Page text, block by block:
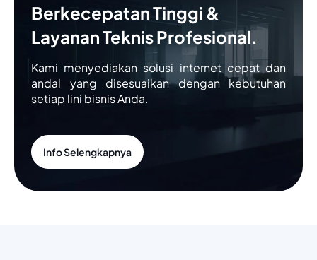
Berkecepatan Tinggi &
Layanan Teknis Profesional.
Kami menyediakan solusi internet cepat dan
andal yang disesuaikan dengan kebutuhan
setiap lini bisnis Anda.
Info Selengkapnya